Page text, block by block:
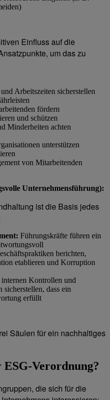
Einfluss auf die
um das zu
Arbeitszeiten sicherstellen
fördern
und schützen
Minderheiten achten
unterstützen
von Mitarbeitenden
Unternehmensführung):
ist die Basis jedes
Führungskräfte führen ein
berichten,
etablieren und Korruption
Kontrollen und
sicherstellen, dass ein
erfüllt
Säulen für ein nachhaltiges
ESG-Verordnung?
die sich für die